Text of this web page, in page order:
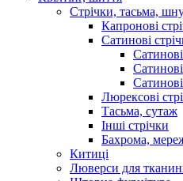
Стрічки, тасьма,
Капронові
Сатинові
Люрексові
Тасьма, сутаж
Інші стрічки
Бахрома,
Китиці
Люверси для